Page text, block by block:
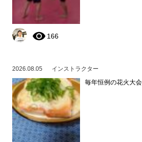
166
2026.08.05 インストラクター
毎年恒例の花火大